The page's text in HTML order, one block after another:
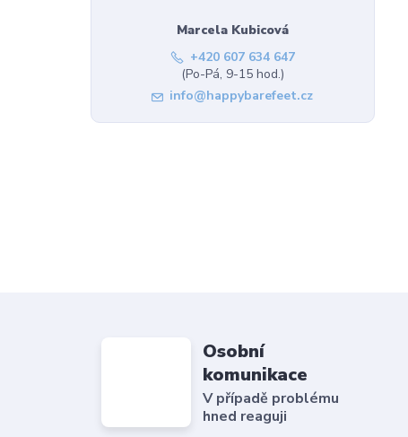
Marcela Kubicová
+420 607 634 647
(Po-Pá, 9-15 hod.)
info@happybarefeet.cz
Osobní
komunikace
V případě problému
hned reaguji